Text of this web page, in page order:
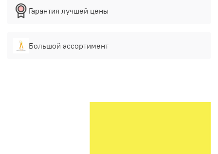
Гарантия лучшей цены
Большой ассортимент